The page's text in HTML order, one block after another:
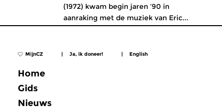
(1972) kwam begin jaren ’90 in
aanraking met de muziek van Eric...
MijnCZ | Ja, ik doneer! | English
Home
Gids
Nieuws